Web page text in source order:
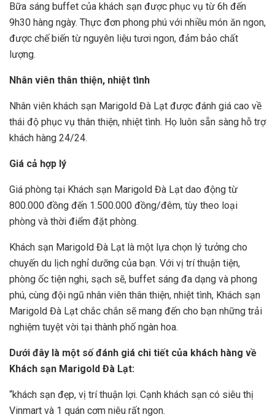
Bữa sáng buffet của khách sạn được phục vụ từ 6h đến
9h30 hàng ngày. Thực đơn phong phú với nhiều món ăn ngon,
được chế biến từ nguyên liệu tươi ngon, đảm bảo chất
lượng.
Nhân viên thân thiện, nhiệt tình
Nhân viên khách sạn Marigold Đà Lạt được đánh giá cao về
thái độ phục vụ thân thiện, nhiệt tình. Họ luôn sẵn sàng hỗ trợ
khách hàng 24/24.
Giá cả hợp lý
Giá phòng tại Khách sạn Marigold Đà Lạt dao động từ
800.000 đồng đến 1.500.000 đồng/đêm, tùy theo loại
phòng và thời điểm đặt phòng.
Khách sạn Marigold Đà Lạt là một lựa chọn lý tưởng cho
chuyến du lịch nghỉ dưỡng của bạn. Với vị trí thuận tiện,
phòng ốc tiện nghi, sạch sẽ, buffet sáng đa dạng và phong
phú, cùng đội ngũ nhân viên thân thiện, nhiệt tình, Khách sạn
Marigold Đà Lạt chắc chắn sẽ mang đến cho bạn những trải
nghiệm tuyệt vời tại thành phố ngàn hoa.
Dưới đây là một số đánh giá chi tiết của khách hàng về
Khách sạn Marigold Đà Lạt:
“khách sạn đẹp, vị trí thuận lợi. Cạnh khách sạn có siêu thị
Vinmart và 1 quán cơm niêu rất ngon.